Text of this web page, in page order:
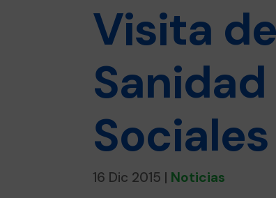
Visita
Sociales
16 Dic 2015 | Noticias